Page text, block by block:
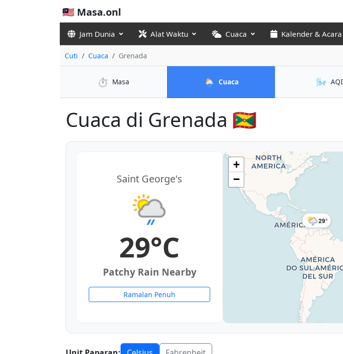
🇲🇾 Masa.onl
Jam Dunia Alat Waktu Cuaca Kalender & Acara
Cuti Cuaca Grenada
⏱️ Masa 🌦️ Cuaca 🌬️ AQI
Cuaca di Grenada 🇬🇩
Saint George's
29°C
Patchy Rain Nearby
Ramalan Penuh
29°
+
−